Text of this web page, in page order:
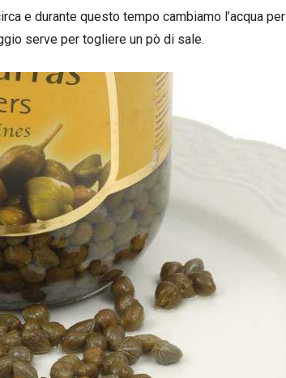
e durante questo tempo cambiamo l’acqua per
serve per togliere un pò di sale.